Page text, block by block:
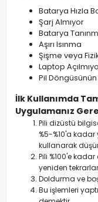
Batarya Hızla
Şarj Almıyor
Batarya
Aşırı Isınma
Şişme veya
Laptop
Pil
İlk Kullanımda
Uygulamanız
Pili dizüstü
%5-%10'a
kullanarak
Pili %100'e
yeniden
Doldurma ve
Bu işlemleri